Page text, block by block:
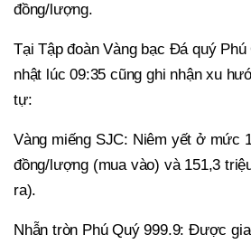
đồng/lượng.
Tại Tập đoàn Vàng bạc Đá quý
nhật lúc 09:35 cũng ghi nhận xu
tự:
Vàng miếng SJC: Niêm yết ở mức
đồng/lượng (mua vào) và 151,3
ra).
Nhẫn tròn Phú Quý 999.9: Được